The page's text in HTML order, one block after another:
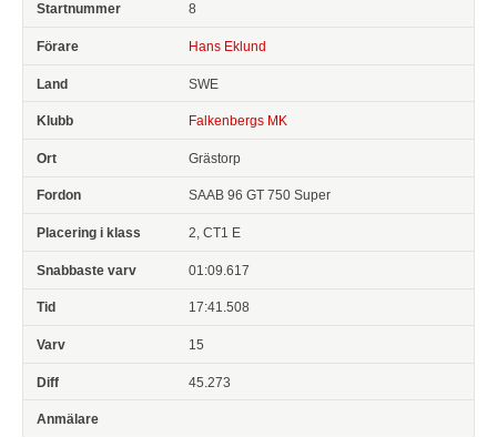
8
Hans Eklund
SWE
Falkenbergs MK
Grästorp
SAAB 96 GT 750 Super
2, CT1 E
01:09.617
17:41.508
15
45.273